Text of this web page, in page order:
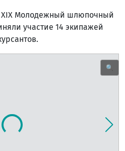
Молодежный шлюпочный
участие 14 экипажей
🔍